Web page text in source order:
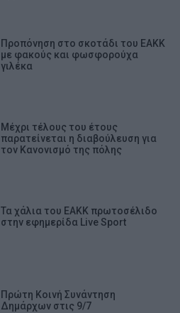
Προπόνηση στο σκοτάδι του ΕΑΚΚ
με φακούς και φωσφορούχα
γιλέκα
Μέχρι τέλους του έτους
παρατείνεται η διαβούλευση για
τον Κανονισμό της πόλης
Τα χάλια του ΕΑΚΚ πρωτοσέλιδο
στην εφημερίδα Live Sport
Πρώτη Κοινή Συνάντηση
Δημάρχων στις 9/7